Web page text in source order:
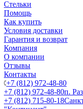
Стельки
Помощь
Как купить
Условия доставки
Гарантия и возврат
Компания
О компании
Отзывы
Контакты
+7 (812) 972-48-80
+7 (812) 972-48-80п.
+7 (812) 715-80-18